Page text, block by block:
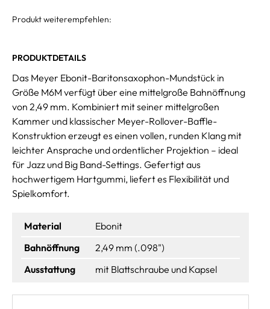
Produkt weiterempfehlen:
PRODUKTDETAILS
Das Meyer Ebonit-Baritonsaxophon-Mundstück in
Größe M6M verfügt über eine mittelgroße Bahnöffnung
von 2,49 mm. Kombiniert mit seiner mittelgroßen
Kammer und klassischer Meyer-Rollover-Baffle-
Konstruktion erzeugt es einen vollen, runden Klang mit
leichter Ansprache und ordentlicher Projektion – ideal
für Jazz und Big Band-Settings. Gefertigt aus
hochwertigem Hartgummi, liefert es Flexibilität und
Spielkomfort.
Material
Ebonit
Bahnöffnung
2,49 mm (.098")
Ausstattung
mit Blattschraube und Kapsel